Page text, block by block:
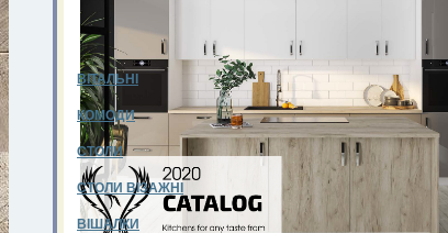
ВІТАЛЬНІ
КОМОДИ
СТОЛИ
СТОЛИ ВІЗАЖНІ
ВІШАЛКИ